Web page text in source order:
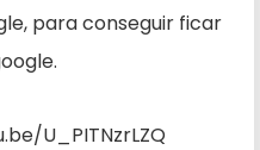
para conseguir ficar
U_PITNzrLZQ